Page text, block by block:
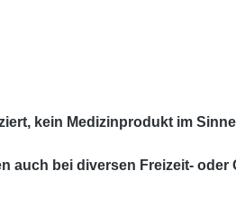
kein Medizinprodukt im
auch bei diversen Freizeit-